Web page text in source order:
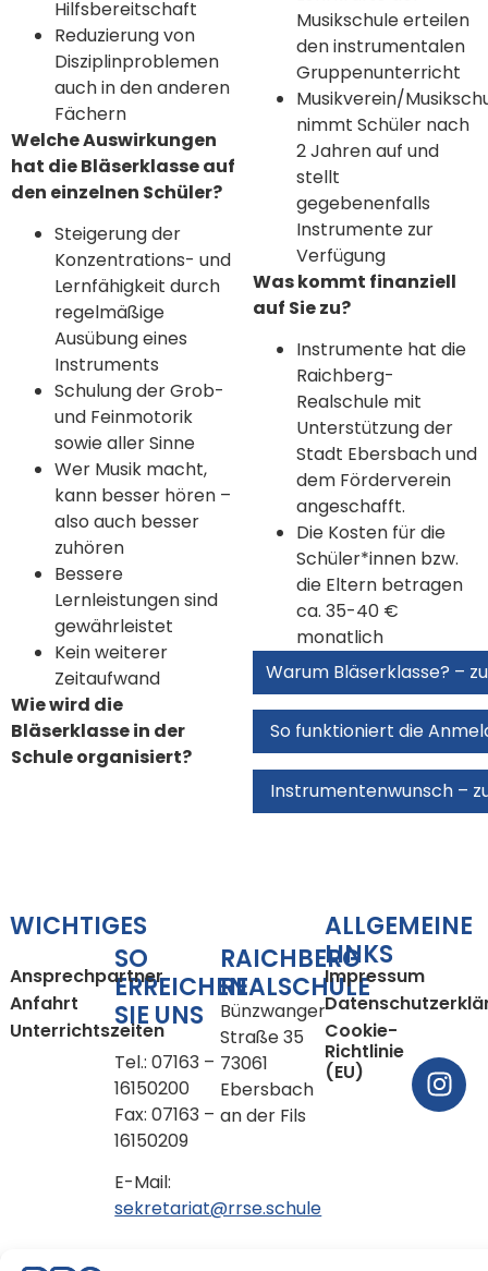
Hilfsbereitschaft
Reduzierung von
Disziplinproblemen
auch in den anderen
Fächern
Welche Auswirkungen
hat die Bläserklasse auf
den einzelnen Schüler?
Steigerung der
Konzentrations- und
Lernfähigkeit durch
regelmäßige
Ausübung eines
Instruments
Schulung der Grob-
und Feinmotorik
sowie aller Sinne
Wer Musik macht,
kann besser hören –
also auch besser
zuhören
Bessere
Lernleistungen sind
gewährleistet
Kein weiterer
Zeitaufwand
Wie wird die
Bläserklasse in der
Schule organisiert?
Musikschule erteilen
den instrumentalen
Gruppenunterricht
Musikverein/
nimmt Schüler nach
2 Jahren auf und
stellt
gegebenenfalls
Instrumente zur
Verfügung
Was kommt finanziell
auf Sie zu?
Instrumente hat die
Raichberg-
Realschule mit
Unterstützung der
Stadt Ebersbach und
dem Förderverein
angeschafft.
Die Kosten für die
Schüler*innen bzw.
die Eltern betragen
ca. 35-40 €
monatlich
Warum Bläserklasse? –
So funktioniert die
Instrumentenwunsch –
WICHTIGES
Ansprechpartner
Anfahrt
Unterrichtszeiten
SO
ERREICHEN
SIE UNS
Tel.: 07163 –
16150200
Fax: 07163 –
16150209
E-Mail:
sekretariat@rrse.schule
RAICHBERG
REALSCHULE
Bünzwanger
Straße 35
73061
Ebersbach
an der Fils
ALLGEMEINE
LINKS
Impressum
Cookie-
Richtlinie
(EU)